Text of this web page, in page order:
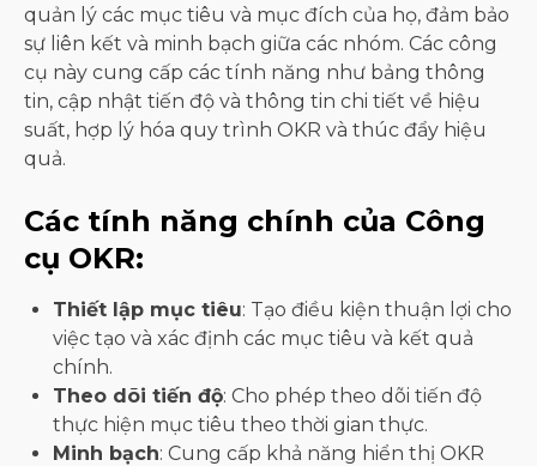
quản lý các mục tiêu và mục đích của họ, đảm bảo
sự liên kết và minh bạch giữa các nhóm. Các công
cụ này cung cấp các tính năng như bảng thông
tin, cập nhật tiến độ và thông tin chi tiết về hiệu
suất, hợp lý hóa quy trình OKR và thúc đẩy hiệu
quả.
Các tính năng chính của Công
cụ OKR:
Thiết lập mục tiêu: Tạo điều kiện thuận lợi cho
việc tạo và xác định các mục tiêu và kết quả
chính.
Theo dõi tiến độ: Cho phép theo dõi tiến độ
thực hiện mục tiêu theo thời gian thực.
Minh bạch: Cung cấp khả năng hiển thị OKR